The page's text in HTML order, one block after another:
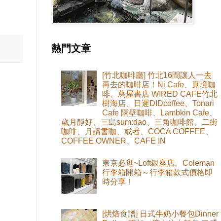
熱門文章
[竹北咖啡廳] 竹北16間讓人一去
再去的咖啡店！Ni Cafe、覓境咖
啡、蔦屋書店 WIRED CAFE竹北
樹海店、日遲DIDcoffee、Tonari
Cafe 隔壁咖啡、Lambkin Cafe、
歲月靜好、三島sum:dao、三角咖啡館、二街
咖啡、月讀書咖、或者、COCA COFFEE、
COFFEE OWNER、CAFE IN
東京必逛~Loft銀座店。Coleman
行李箱開箱～行李箱款式價格即
時分享！
[烘焙食譜] 日式牛奶小餐包Dinner